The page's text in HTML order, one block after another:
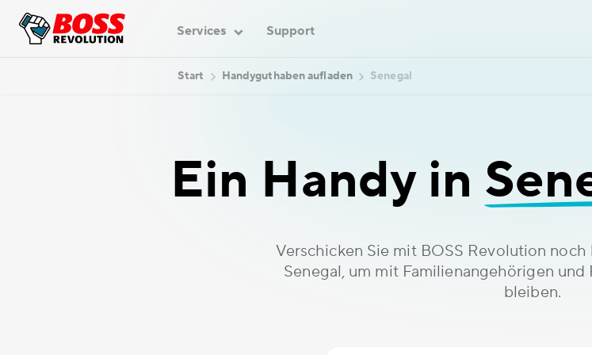
Services Support
Start Handyguthaben aufladen Senegal
Ein Handy in
Verschicken Sie mit BOSS Revolution
Senegal, um mit Familienangehörigen
bleiben.